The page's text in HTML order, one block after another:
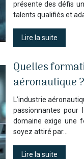
présente des défis
talents qualifiés et
Lire la suite
Quelles
aéronautique ?
L’industrie
passionnantes pour
domaine exige une
soyez attiré par…
Lire la suite